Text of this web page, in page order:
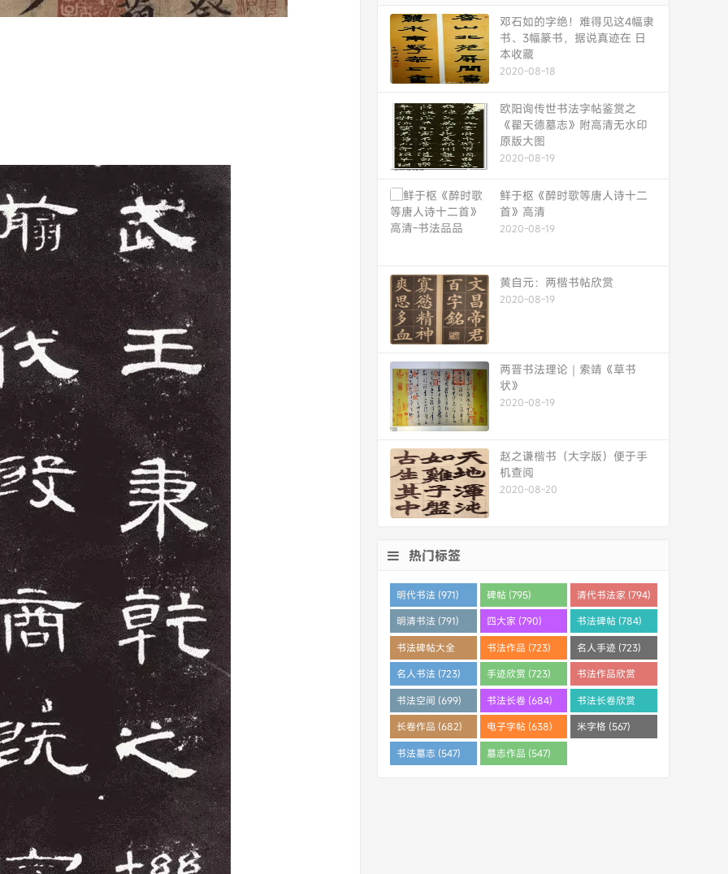
邓石如的字绝！难得见这4幅隶
书、3幅篆书，据说真迹在 日
本收藏
2020-08-18
欧阳询传世书法字帖鉴赏之
《翟天德墓志》附高清无水印
原版大图
2020-08-19
鲜于枢《醉时歌等唐人诗十二
首》高清
2020-08-19
黄自元：两楷书帖欣赏
2020-08-19
两晋书法理论｜索靖《草书
状》
2020-08-19
赵之谦楷书（大字版）便于手
机查阅
2020-08-20
热门标签
明代书法 (971) 碑帖 (795) 清代书法家 (794)
明清书法 (791) 四大家 (790) 书法碑帖 (784)
书法碑帖大全
(784)
书法作品 (723) 名人手迹 (723)
名人书法 (723) 手迹欣赏 (723)
书法作品欣赏
(710)
书法空间 (699) 书法长卷 (684)
书法长卷欣赏
(682)
长卷作品 (682) 电子字帖 (638) 米字格 (567)
书法墓志 (547) 墓志作品 (547)